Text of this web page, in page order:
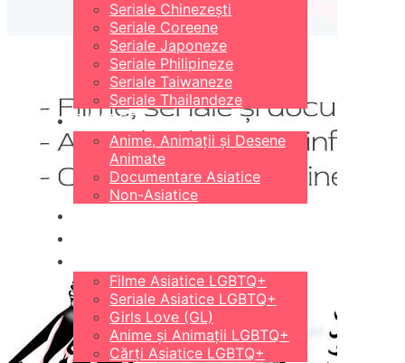
Seriale Chinezești
Seriale Coreene
Seriale Japoneze
Seriale Philipineze
Seriale Taiwaneze
Seriale Thailandeze
DIVERSE
Anime, Animații și Desene
Animate
Documentare Asiatice
Non-Asiatice
Filme Asiatice LGBTQ+
Seriale Asiatice LGBTQ+
Girls Love (GL)
Anime și Animații LGBTQ+
Cărți Asiatice LGBTQ+